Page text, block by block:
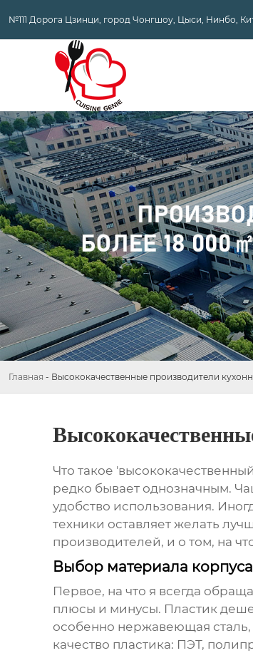
№111 Дорога Цзинци, город Чонгшоу, Цыси, Нинбо,
Главная - Высококачественные производители
Что такое
редко бывает однозначным.
удобство использования.
техники оставляет желать
производителей, и о том, на
Выбор материала
Первое, на что я всегда
плюсы и минусы. Пластик
особенно нержавеющая
качество пластика: ПЭТ,